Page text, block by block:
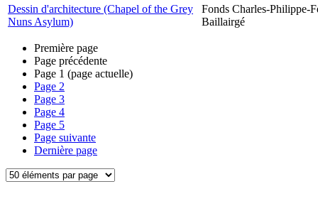
Dessin d'architecture (Chapel of the Grey
Nuns Asylum)
Fonds Charles-Philippe-
Baillairgé
Première page
Page précédente
Page 1 (page actuelle)
Page 2
Page 3
Page 4
Page 5
Page suivante
Dernière page